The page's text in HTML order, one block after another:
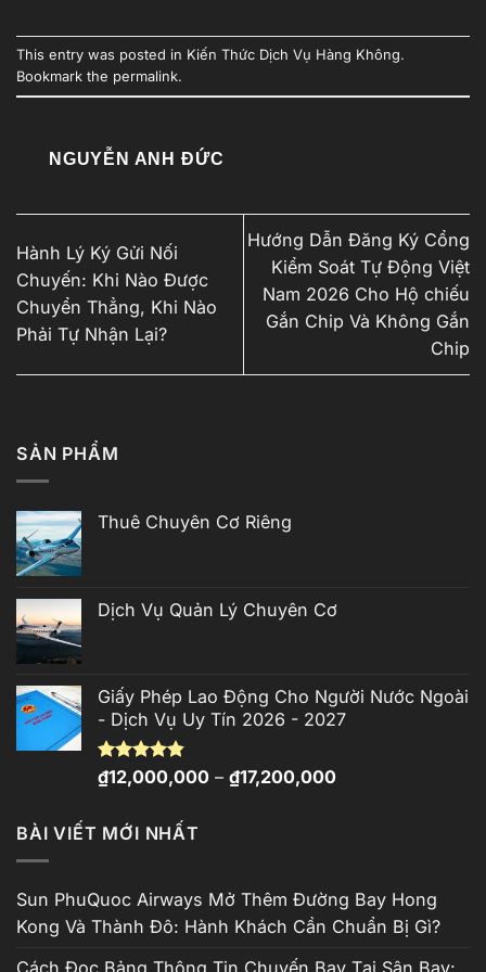
This entry was posted in Kiến Thức Dịch Vụ Hàng Không.
Bookmark the permalink.
NGUYỄN ANH ĐỨC
Hành Lý Ký Gửi Nối
Chuyến: Khi Nào Được
Chuyển Thẳng, Khi Nào
Phải Tự Nhận Lại?
Hướng Dẫn Đăng Ký Cổng
Kiểm Soát Tự Động Việt
Nam 2026 Cho Hộ chiếu
Gắn Chip Và Không Gắn
Chip
SẢN PHẨM
Thuê Chuyên Cơ Riêng
Dịch Vụ Quản Lý Chuyên Cơ
Giấy Phép Lao Động Cho Người Nước Ngoài
- Dịch Vụ Uy Tín 2026 - 2027
Được xếp
hạng
4.81
₫12,000,000 – ₫17,200,000Khoảng
₫17,200,000
BÀI VIẾT MỚI NHẤT
Sun PhuQuoc Airways Mở Thêm Đường Bay Hong
Kong Và Thành Đô: Hành Khách Cần Chuẩn Bị Gì?